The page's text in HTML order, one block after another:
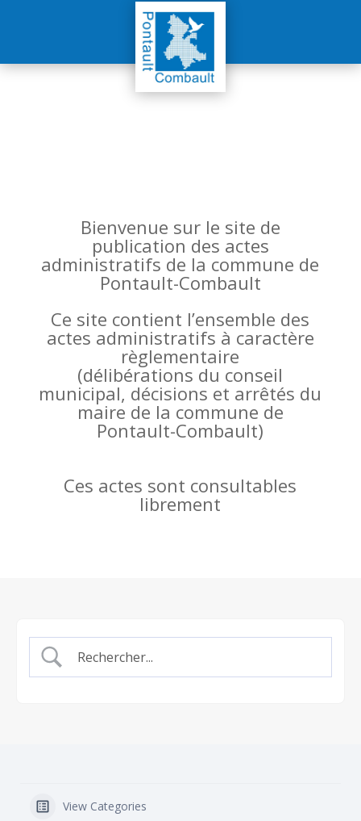
Bienvenue sur le site de
publication des actes
administratifs de la commune de
Pontault-Combault
Ce site contient l’ensemble des
actes administratifs à caractère
règlementaire
(délibérations du conseil
municipal, décisions et arrêtés du
maire de la commune de
Pontault-Combault)
Ces actes sont consultables
librement
View Categories